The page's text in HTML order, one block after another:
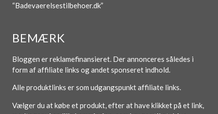
“Badevaerelsestilbehoer.dk”
BEMÆRK
Bloggen er reklamefinansieret. Der annonceres således i
form af affiliate links og andet sponseret indhold.
Alle produktlinks er som udgangspunkt affiliate links.
Vælger du at købe et produkt, efter at have klikket på et link,